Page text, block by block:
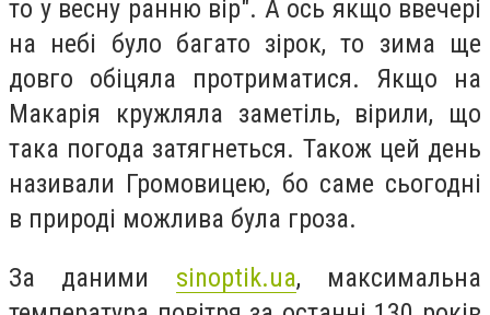
то у весну ранню вір". А ось якщо ввечері
на небі було багато зірок, то зима ще
довго обіцяла протриматися. Якщо на
Макарія кружляла заметіль, вірили, що
така погода затягнеться. Також цей день
називали Громовицею, бо саме сьогодні
в природі можлива була гроза.
За даними sinoptik.ua, максимальна